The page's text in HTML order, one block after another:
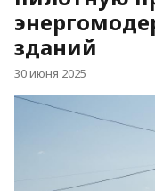
зданий
30 июня 2025